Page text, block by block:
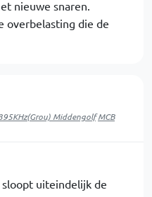
nieuwe snaren.
overbelasting die de
Middengolf MCB
sloopt uiteindelijk de